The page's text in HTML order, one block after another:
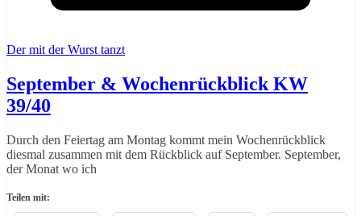
Der mit der Wurst tanzt
September & Wochenrückblick KW
39/40
Durch den Feiertag am Montag kommt mein Wochenrückblick
diesmal zusammen mit dem Rückblick auf September. September,
der Monat wo ich
Teilen mit: